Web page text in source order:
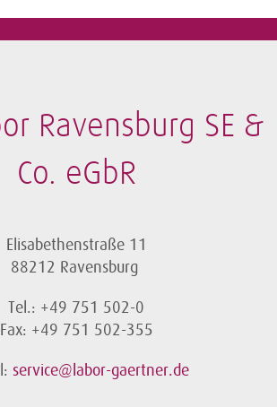
Ravensburg SE &
Co. eGbR
Elisabethenstraße 11
88212 Ravensburg
Tel.: +49 751 502-0
Fax: +49 751 502-355
service@labor-gaertner.de